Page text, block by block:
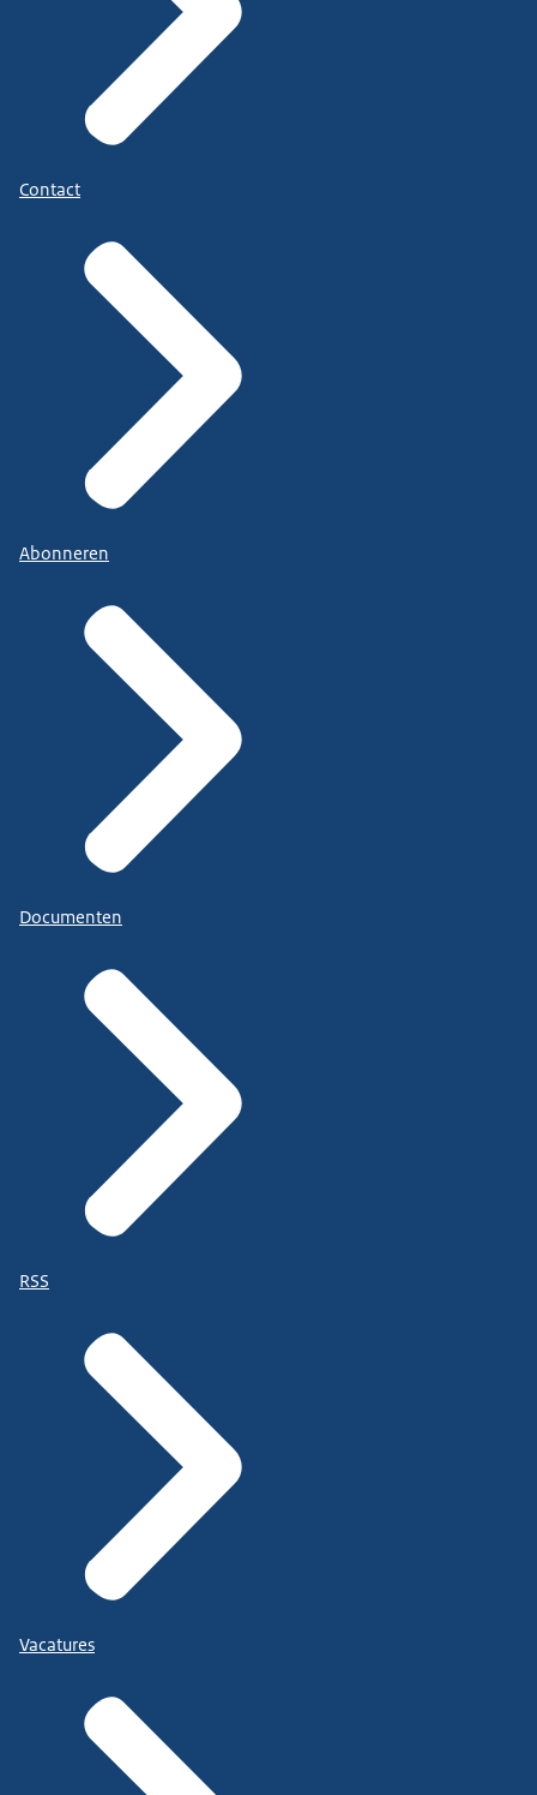
Contact
Abonneren
Documenten
RSS
Vacatures